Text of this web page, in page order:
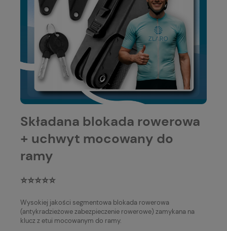
Składana blokada rowerowa
+ uchwyt mocowany do
ramy
⭐⭐⭐⭐⭐
Wysokiej jakości segmentowa blokada rowerowa
(antykradzieżowe zabezpieczenie rowerowe) zamykana na
klucz z etui mocowanym do ramy.